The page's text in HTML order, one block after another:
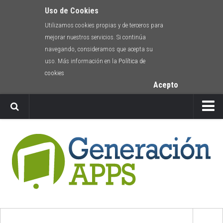
Uso de Cookies
Utilizamos cookies propias y de terceros para
mejorar nuestros servicios. Si continúa
navegando, consideramos que acepta su
uso. Más información en la Política de
cookies
Acepto
Envíanos tu app